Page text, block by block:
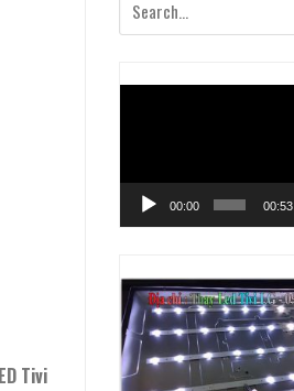
Tivi
00:00 00:53